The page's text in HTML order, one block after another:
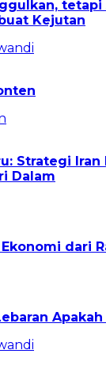
tetapi
Kejutan
Strategi
Dalam
dari